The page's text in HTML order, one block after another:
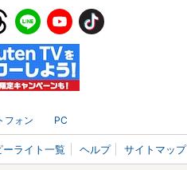
フォン PC
ーライト一覧 ヘルプ サイトマップ